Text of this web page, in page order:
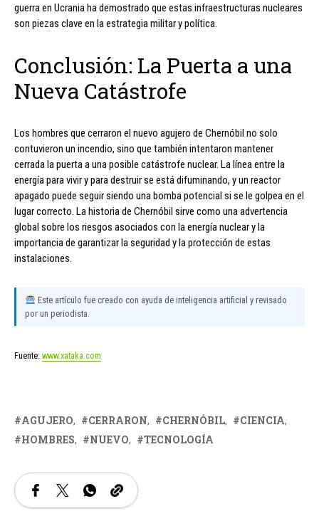
guerra en Ucrania ha demostrado que estas infraestructuras nucleares
son piezas clave en la estrategia militar y política.
Conclusión: La Puerta a una
Nueva Catástrofe
Los hombres que cerraron el nuevo agujero de Chernóbil no solo
contuvieron un incendio, sino que también intentaron mantener
cerrada la puerta a una posible catástrofe nuclear. La línea entre la
energía para vivir y para destruir se está difuminando, y un reactor
apagado puede seguir siendo una bomba potencial si se le golpea en el
lugar correcto. La historia de Chernóbil sirve como una advertencia
global sobre los riesgos asociados con la energía nuclear y la
importancia de garantizar la seguridad y la protección de estas
instalaciones.
Este artículo fue creado con ayuda de inteligencia artificial y revisado
por un periodista.
Fuente: www.xataka.com
AGUJERO CERRARON CHERNÓBIL
CIENCIA
HOMBRES
NUEVO TECNOLOGÍA